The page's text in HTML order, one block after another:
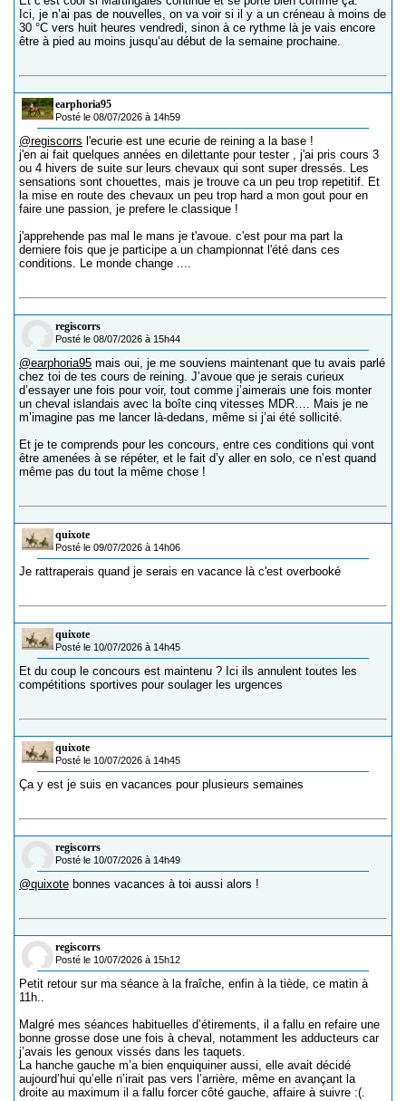
Ici, je n’ai pas de nouvelles, on va voir si il y a un créneau à moins de
30 °C vers huit heures vendredi, sinon à ce rythme là je vais encore
être à pied au moins jusqu’au début de la semaine prochaine.
earphoria95
Posté le 08/07/2026 à 14h59
@regiscorrs l'ecurie est une ecurie de reining a la base !
j'en ai fait quelques années en dilettante pour tester , j'ai pris cours 3
ou 4 hivers de suite sur leurs chevaux qui sont super dressés. Les
sensations sont chouettes, mais je trouve ca un peu trop repetitif. Et
la mise en route des chevaux un peu trop hard a mon gout pour en
faire une passion, je prefere le classique !
j'apprehende pas mal le mans je t'avoue. c'est pour ma part la
derniere fois que je participe a un championnat l'été dans ces
conditions. Le monde change ....
regiscorrs
Posté le 08/07/2026 à 15h44
@earphoria95 mais oui, je me souviens maintenant que tu avais parlé
chez toi de tes cours de reining. J’avoue que je serais curieux
d’essayer une fois pour voir, tout comme j’aimerais une fois monter
un cheval islandais avec la boîte cinq vitesses MDR…. Mais je ne
m’imagine pas me lancer là-dedans, même si j’ai été sollicité.
Et je te comprends pour les concours, entre ces conditions qui vont
être amenées à se répéter, et le fait d’y aller en solo, ce n’est quand
même pas du tout la même chose !
quixote
Posté le 09/07/2026 à 14h06
Je rattraperais quand je serais en vacance là c'est overbooké
quixote
Posté le 10/07/2026 à 14h45
Et du coup le concours est maintenu ? Ici ils annulent toutes les
compétitions sportives pour soulager les urgences
quixote
Posté le 10/07/2026 à 14h45
Ça y est je suis en vacances pour plusieurs semaines
regiscorrs
Posté le 10/07/2026 à 14h49
@quixote bonnes vacances à toi aussi alors !
regiscorrs
Posté le 10/07/2026 à 15h12
Petit retour sur ma séance à la fraîche, enfin à la tiède, ce matin à
11h..
Malgré mes séances habituelles d’étirements, il a fallu en refaire une
bonne grosse dose une fois à cheval, notamment les adducteurs car
j’avais les genoux vissés dans les taquets.
La hanche gauche m’a bien enquiquiner aussi, elle avait décidé
aujourd’hui qu’elle n’irait pas vers l’arrière, même en avançant la
droite au maximum il a fallu forcer côté gauche, affaire à suivre :(.